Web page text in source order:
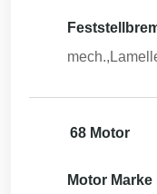
68 Motor
Motor Marke